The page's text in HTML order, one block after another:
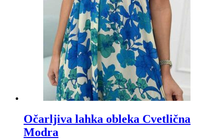
Očarljiva lahka obleka Cvetlična
Modra